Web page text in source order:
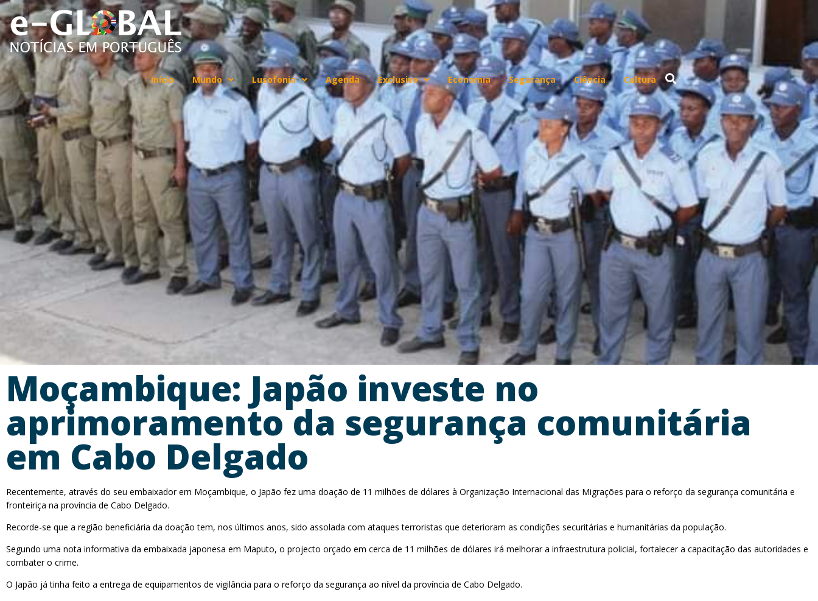
Início Mundo Lusofonia Agenda Exclusivo Economia Segurança Ciência Cultura
Moçambique: Japão investe no
aprimoramento da segurança comunitária
em Cabo Delgado
Recentemente, através do seu embaixador em Moçambique, o Japão fez uma doação de 11 milhões de dólares à Organização Internacional das Migrações para o reforço da segurança comunitária e
fronteiriça na província de Cabo Delgado.
Recorde-se que a região beneficiária da doação tem, nos últimos anos, sido assolada com ataques terroristas que deterioram as condições securitárias e humanitárias da população.
Segundo uma nota informativa da embaixada japonesa em Maputo, o projecto orçado em cerca de 11 milhões de dólares irá melhorar a infraestrutura policial, fortalecer a capacitação das autoridades e
combater o crime.
O Japão já tinha feito a entrega de equipamentos de vigilância para o reforço da segurança ao nível da província de Cabo Delgado.